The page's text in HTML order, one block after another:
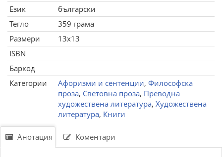
Език
български
Тегло
359 грама
Размери
13x13
ISBN
Баркод
Категории
Афоризми и сентенции, Философска
проза, Световна проза, Преводна
художествена литература, Художествена
литература, Книги
Анотация Коментари